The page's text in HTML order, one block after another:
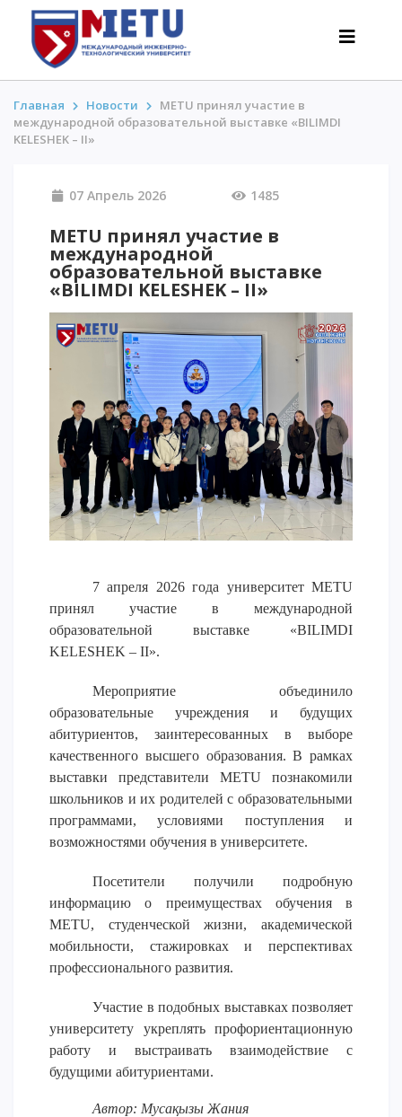
Сценарии поступления-2026
Гранты
АнтиОлимпиада
Стоимость обучения
Скидки и льготы
Меньше 50 баллов/Без ЕНТ
ИНТЕРЕСНОЕ
Напутствие
Международная программа АССА
Проживание и общежития
Кампус-тур
International studying
ОБРАЗОВАТЕЛЬНЫЕ ПРОГРАММЫ
Колледж
Докторантура
Второе высшее
Очное с применением дистанционных технологий
ОПЛАТИТЬ ОБУЧЕНИЕ
Главная Новости
METU принял участие в
международной образовательной выставке «BILIMDI
KELESHEK – II»
07 Апрель 2026 1485
METU принял участие в
международной
образовательной выставке
«BILIMDI KELESHEK – II»
7 апреля 2026 года университет METU
принял участие в международной
образовательной выставке «BILIMDI
KELESHEK – II».
Мероприятие объединило
образовательные учреждения и будущих
абитуриентов, заинтересованных в выборе
качественного высшего образования. В рамках
выставки представители METU познакомили
школьников и их родителей с образовательными
программами, условиями поступления и
возможностями обучения в университете.
Посетители получили подробную
информацию о преимуществах обучения в
METU, студенческой жизни, академической
мобильности, стажировках и перспективах
профессионального развития.
Участие в подобных выставках позволяет
университету укреплять профориентационную
работу и выстраивать взаимодействие с
будущими абитуриентами.
Автор: Мусақызы Жания